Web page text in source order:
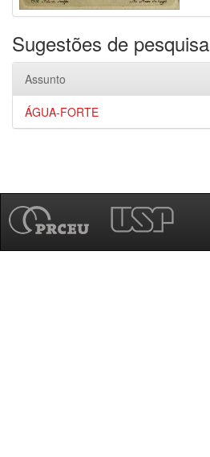
Sugestões de pesquisa
Assunto
ÁGUA-FORTE